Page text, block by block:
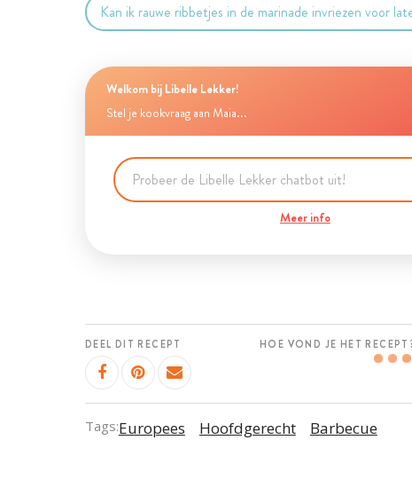
Kan ik rauwe ribbetjes in de marinade invriezen voor
Welkom bij Libelle Lekker!
Stel je kookvraag aan Maia...
Meer info
DEEL DIT RECEPT HOE VOND JE HET
Tags:Europees Hoofdgerecht Barbecue